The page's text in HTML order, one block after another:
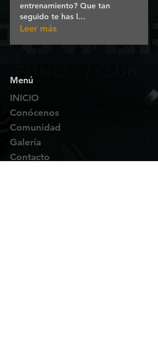
entrenamiento? Que tan
seguido te has l...
Leer más
Menú
INICIO
Conócenos
Comunidad
Galería
Contacto